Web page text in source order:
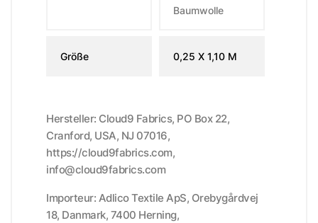
Baumwolle
Größe 0,25 X 1,10 M
Hersteller: Cloud9 Fabrics, PO Box 22,
Cranford, USA, NJ 07016,
https://cloud9fabrics.com,
info@cloud9fabrics.com
Importeur: Adlico Textile ApS, Orebygårdvej
18, Danmark, 7400 Herning,